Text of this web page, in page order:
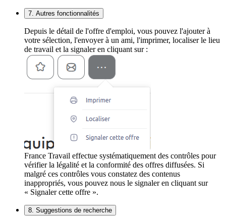
7. Autres fonctionnalités
Depuis le détail de l'offre d'emploi, vous pouvez l'ajouter à
votre sélection, l'envoyer à un ami, l'imprimer, localiser le lieu
de travail et la signaler en cliquant sur :
France Travail effectue systématiquement des contrôles pour
vérifier la légalité et la conformité des offres diffusées. Si
malgré ces contrôles vous constatez des contenus
inappropriés, vous pouvez nous le signaler en cliquant sur
« Signaler cette offre ».
8. Suggestions de recherche